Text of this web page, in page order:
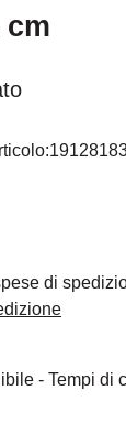
cm
di
- Tempi di